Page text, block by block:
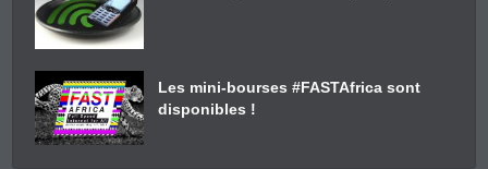
Les mini-bourses #FASTAfrica sont
disponibles !